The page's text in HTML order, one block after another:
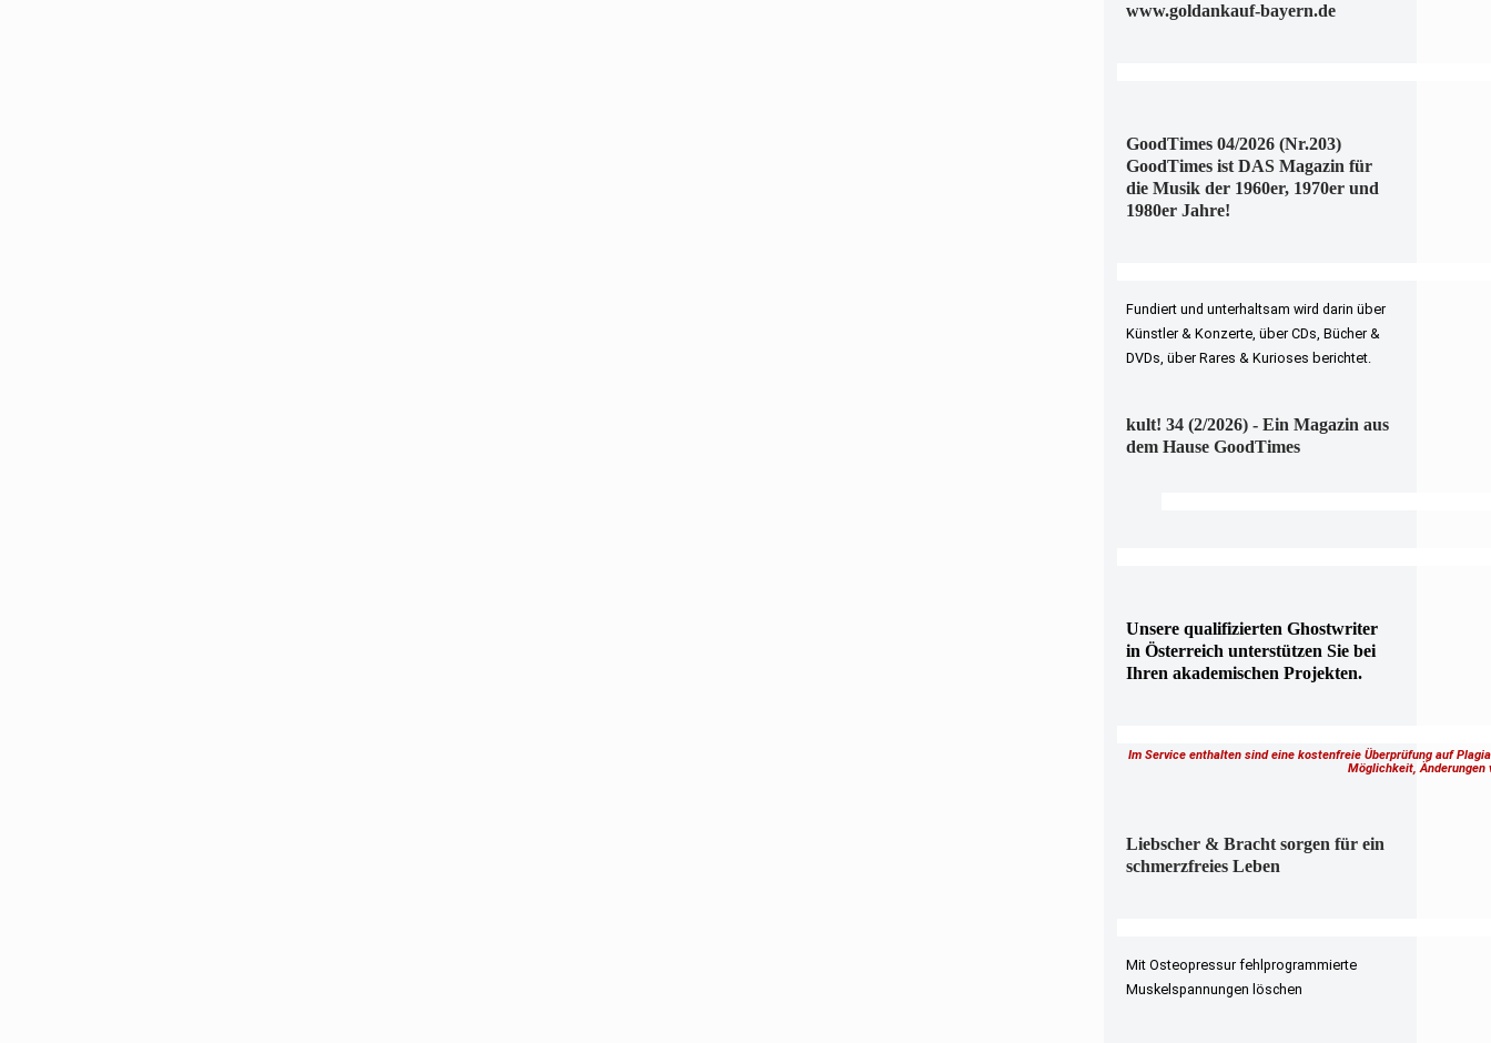
www.goldankauf-bayern.de
GoodTimes 04/2026 (Nr.203)
GoodTimes ist DAS Magazin für
die Musik der 1960er, 1970er und
1980er Jahre!
Fundiert und unterhaltsam wird darin über
Künstler & Konzerte, über CDs, Bücher &
DVDs, über Rares & Kurioses berichtet.
kult! 34 (2/2026) - Ein Magazin aus
dem Hause GoodTimes
Unsere qualifizierten Ghostwriter
in Österreich unterstützen Sie bei
Ihren akademischen Projekten.
Im Service enthalten sind eine kostenfreie Überprüfung auf
Möglichkeit,
Liebscher & Bracht sorgen für ein
schmerzfreies Leben
Mit Osteopressur fehlprogrammierte
Muskelspannungen löschen